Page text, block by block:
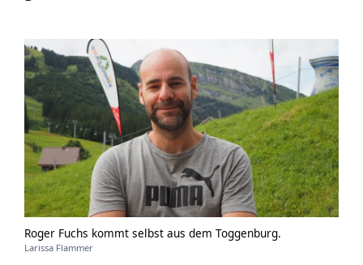
Roger Fuchs kommt selbst aus dem Toggenburg.
Larissa Flammer